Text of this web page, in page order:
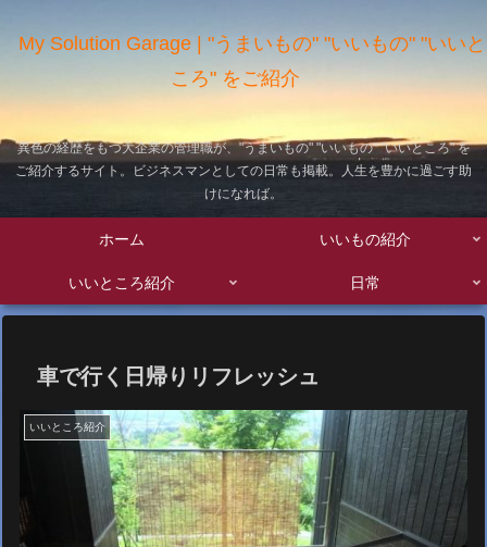
My Solution Garage | "うまいもの" "いいもの" "いいと
ころ" をご紹介
異色の経歴をもつ大企業の管理職が、"うまいもの" "いいもの" "いいところ" を
ご紹介するサイト。ビジネスマンとしての日常も掲載。人生を豊かに過ごす助
けになれば。
ホーム いいもの紹介
いいところ紹介 日常
車で行く日帰りリフレッシュ
いいところ紹介